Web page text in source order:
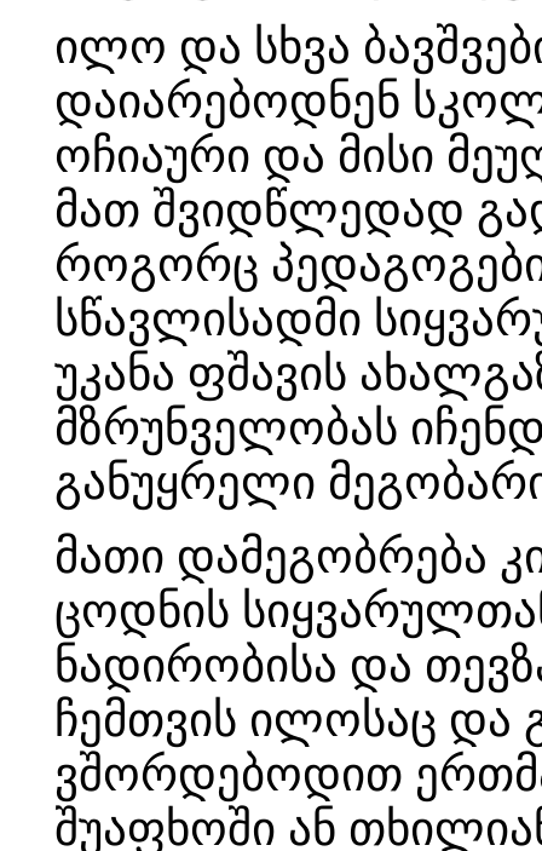
ილო და სხვა
დაიარებოდნენ
ოჩიაური და მისი
მათ შვიდწლედად
როგორც
სწავლისადმი
უკანა ფშავის
მზრუნველობას
განუყრელი
მათი დამეგობრება
ცოდნის
ნადირობისა და
ჩემთვის ილოსაც და
ვშორდებოდით
შუაფხოში ან